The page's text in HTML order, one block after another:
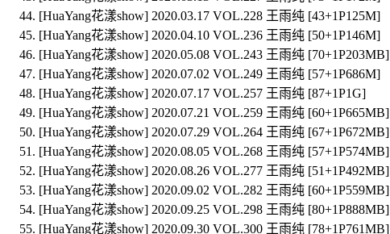
[HuaYang花漾show] 2020.03.17 VOL.228 王雨纯 [43+1P125M]
[HuaYang花漾show] 2020.04.10 VOL.236 王雨纯 [50+1P146M]
[HuaYang花漾show] 2020.05.08 VOL.243 王雨纯 [70+1P203MB]
[HuaYang花漾show] 2020.07.02 VOL.249 王雨纯 [57+1P686M]
[HuaYang花漾show] 2020.07.17 VOL.257 王雨纯 [87+1P1G]
[HuaYang花漾show] 2020.07.21 VOL.259 王雨纯 [60+1P665MB]
[HuaYang花漾show] 2020.07.29 VOL.264 王雨纯 [67+1P672MB]
[HuaYang花漾show] 2020.08.05 VOL.268 王雨纯 [57+1P574MB]
[HuaYang花漾show] 2020.08.26 VOL.277 王雨纯 [51+1P492MB]
[HuaYang花漾show] 2020.09.02 VOL.282 王雨纯 [60+1P559MB]
[HuaYang花漾show] 2020.09.25 VOL.298 王雨纯 [80+1P888MB]
[HuaYang花漾show] 2020.09.30 VOL.300 王雨纯 [78+1P761MB]